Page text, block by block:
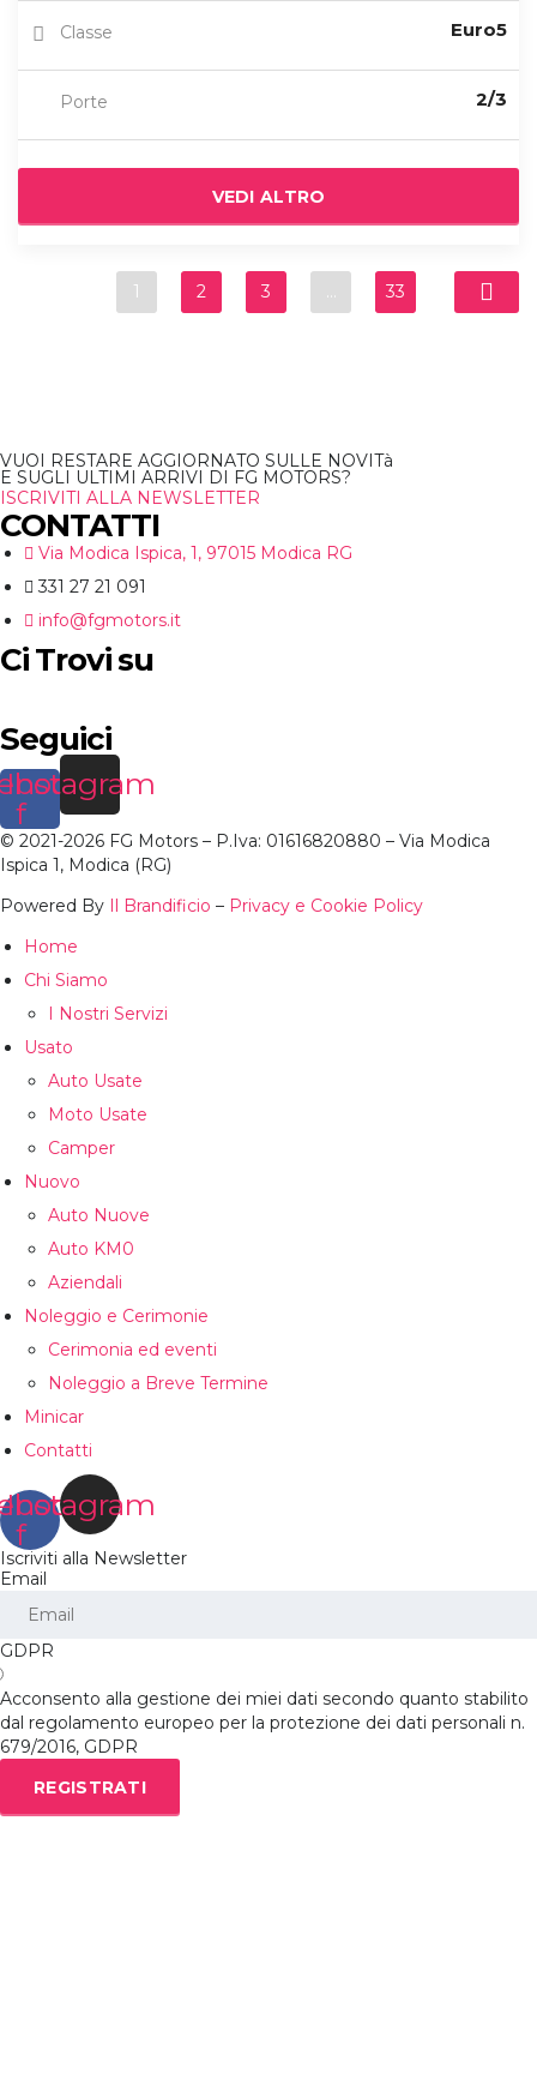
Classe Euro5
Porte 2/3
VEDI ALTRO
1 2 3 33
VUOI RESTARE AGGIORNATO SULLE NOVITà
E SUGLI ULTIMI ARRIVI DI FG MOTORS?
ISCRIVITI ALLA NEWSLETTER
CONTATTI
Via Modica Ispica, 1, 97015 Modica RG
331 27 21 091
info@fgmotors.it
Ci Trovi su
Seguici
f
Instagram
© 2021-2026 FG Motors – P.Iva: 01616820880 – Via Modica
Ispica 1, Modica (RG)
Powered By Il Brandificio – Privacy e Cookie Policy
Home
Chi Siamo
I Nostri Servizi
Usato
Auto Usate
Moto Usate
Camper
Nuovo
Auto Nuove
Auto KM0
Aziendali
Noleggio e Cerimonie
Cerimonia ed eventi
Noleggio a Breve Termine
Minicar
Contatti
f
Instagram
Iscriviti alla Newsletter
Email
GDPR
Acconsento alla gestione dei miei dati secondo quanto stabilito
dal regolamento europeo per la protezione dei dati personali n.
679/2016, GDPR
REGISTRATI